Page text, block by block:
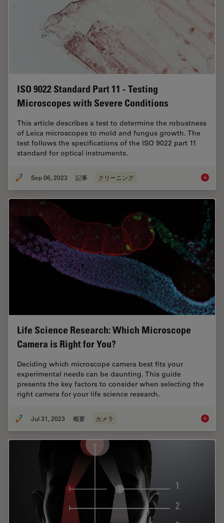
ISO 9022 Standard Part 11 - Testing
Microscopes with Severe Conditions
This article describes a test to determine the robustness
of Leica microscopes to mold and fungus growth. The
test follows the specifications of the ISO 9022 part 11
standard for optical instruments.
Sep 06, 2023 記事 クリーニング ISO
Life Science Research: Which Microscope
Camera is Right for You?
Deciding which microscope camera best fits your
experimental needs can be daunting. This guide
presents the key factors to consider when selecting the
right camera for your life science research.
Jul 31, 2023 概要 カメラ Life